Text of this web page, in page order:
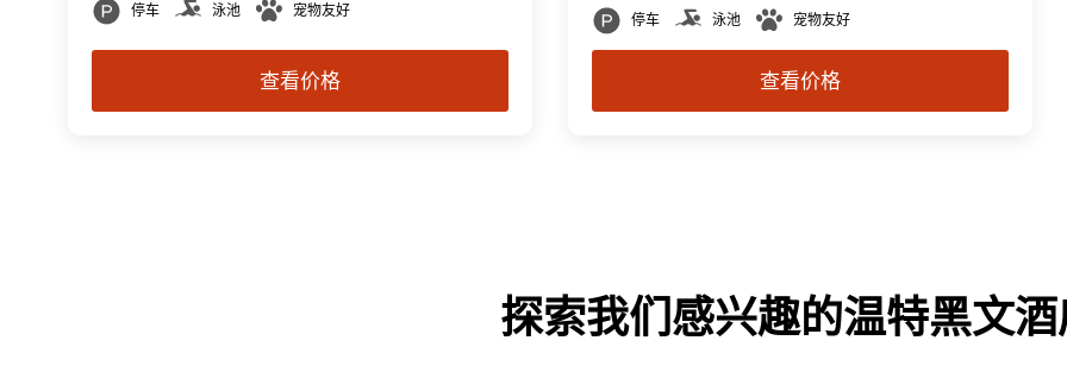
停车 泳池 宠物友好
查看价格
停车 泳池 宠物友好
查看价格
探索我们感兴趣的温特黑文酒